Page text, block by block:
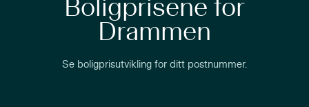
Boligprisene for
Drammen
Se boligprisutvikling for ditt postnummer.